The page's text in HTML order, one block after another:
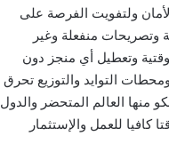
ولتفويت الفرصة على
وتصريحات منفعلة وغير
وتعطيل أي منجز دون
التوايد والتوزيع تحرق
العالم المتحضر والدول
كافيا للعمل والإستثمار